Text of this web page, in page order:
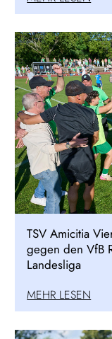
TSV Amicitia
gegen den VfB
Landesliga
MEHR LESEN